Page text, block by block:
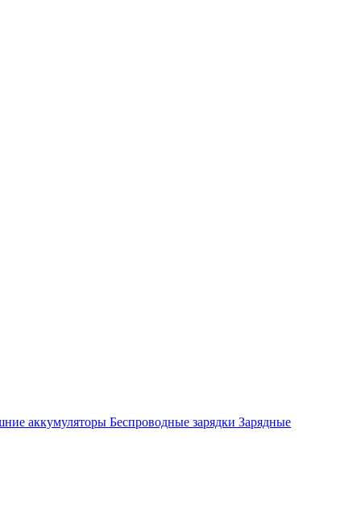
аккумуляторы Беспроводные зарядки Зарядные